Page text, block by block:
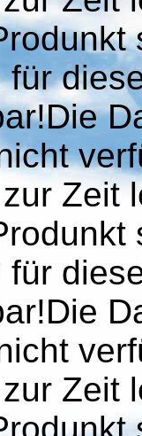
für
Zeit
für
Zeit